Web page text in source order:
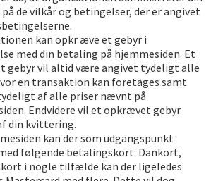
de vilkår og betingelser, der er angivet
kan opkr æve et gebyr i
med din betaling på hjemmesiden. Et
gebyr vil altid være angivet tydeligt alle
en transaktion kan foretages samt
af alle priser nævnt på
Endvidere vil et opkrævet gebyr
din kvittering.
kan der som udgangspunkt
følgende betalingskort: Dankort,
i nogle tilfælde kan der ligeledes